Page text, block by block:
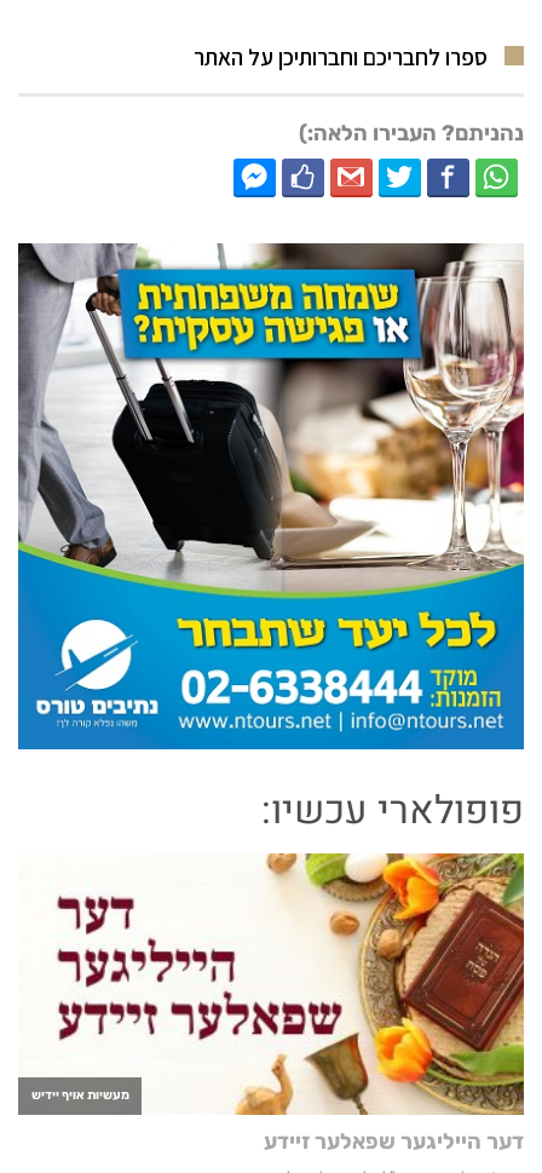
ספרו לחבריכם וחברותיכן על האתר
נהניתם? העבירו הלאה:)
פופולארי עכשיו: